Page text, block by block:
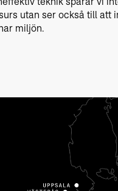
utan ser också till att
miljön.